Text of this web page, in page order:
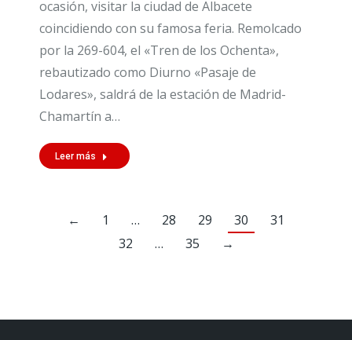
ocasión, visitar la ciudad de Albacete
coincidiendo con su famosa feria. Remolcado
por la 269-604, el «Tren de los Ochenta»,
rebautizado como Diurno «Pasaje de
Lodares», saldrá de la estación de Madrid-
Chamartín a…
Leer más
← 1 … 28 29 30
31
32
… 35 →